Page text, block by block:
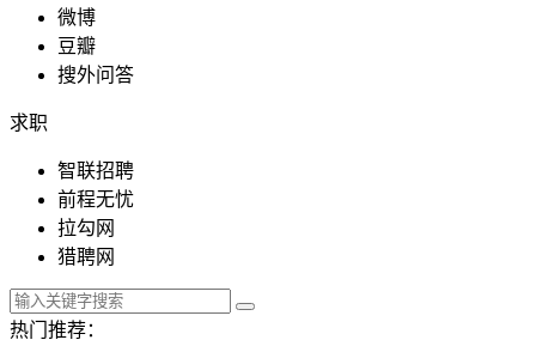
微博
豆瓣
搜外问答
求职
智联招聘
前程无忧
拉勾网
猎聘网
热门推荐：